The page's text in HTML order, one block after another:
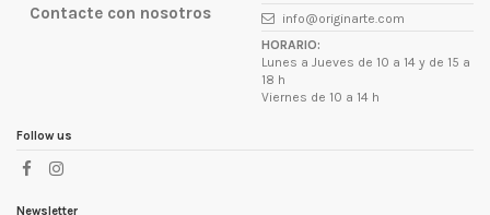
Contacte con nosotros
info@originarte.com
HORARIO:
Lunes a Jueves de 10 a 14 y de 15 a
18 h
Viernes de 10 a 14 h
Follow us
Newsletter